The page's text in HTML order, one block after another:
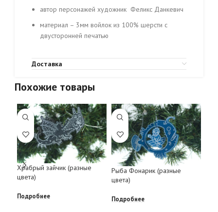
автор персонажей художник Феликс Данкевич
материал – 3мм войлок из 100% шерсти с
двусторонней печатью
Доставка
Похожие товары
Храбрый зайчик (разные
цвета)
Подробнее
Рыба Фонарик (разные
цвета)
Подробнее